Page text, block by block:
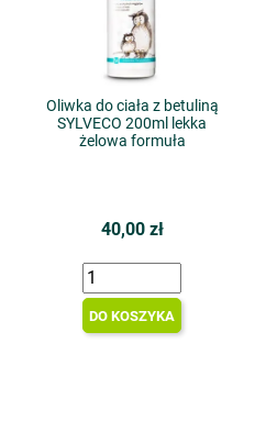
Oliwka do ciała z betuliną
SYLVECO 200ml lekka
żelowa formuła
40,00 zł
DO KOSZYKA